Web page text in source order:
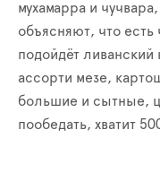
мухамарра и
объясняют, что есть
подойдёт ливанский
ассорти мезе,
большие и сытные,
пообедать, хватит